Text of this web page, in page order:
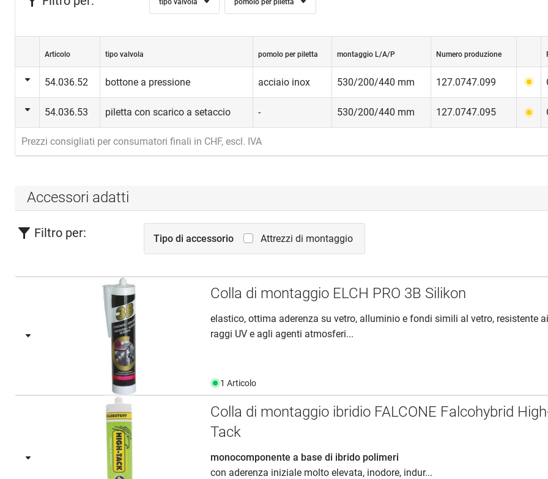
tipo valvola pomolo per piletta
Articolo tipo valvola pomolo per piletta montaggio L/A/P Numero produzione
54.036.52 bottone a pressione acciaio inox 530/200/440 mm 127.0747.099
54.036.53 piletta con scarico a setaccio - 530/200/440 mm 127.0747.095
Prezzi consigliati per consumatori finali in CHF, escl. IVA
Accessori adatti
Filtro per: Tipo di accessorio Attrezzi di montaggio
Colla di montaggio ELCH PRO 3B Silikon
elastico, ottima aderenza su vetro, alluminio e fondi simili al vetro, resistente
raggi UV e agli agenti atmosferi...
1 Articolo
Colla di montaggio ibridio FALCONE Falcohybrid
Tack
monocomponente a base di ibrido polimeri
con aderenza iniziale molto elevata, inodore, indur...